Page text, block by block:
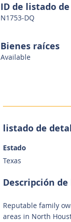
ID de listado
N1753-DQ
Bienes raíces
Available
listado de
Estado
Texas
Descripción
Reputable family
areas in North